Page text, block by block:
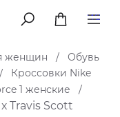
меню
женщин /
Обувь
/
Кроссовки Nike
1 женские /
Travis Scott